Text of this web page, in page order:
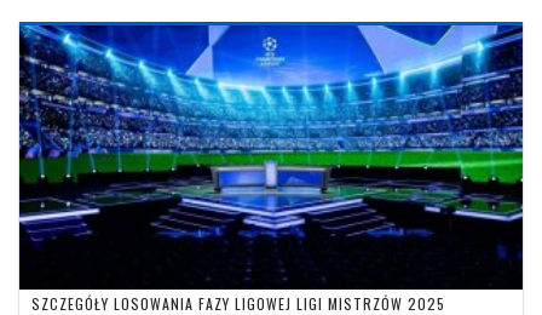
SZCZEGÓŁY LOSOWANIA FAZY LIGOWEJ LIGI MISTRZÓW 2025